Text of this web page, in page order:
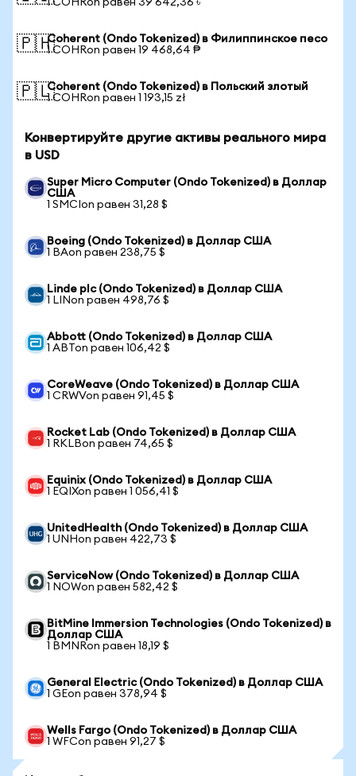
1 COHRon равен 39 642,36 ৳
🇵🇭Coherent (Ondo Tokenized) в Филиппинское песо
1 COHRon равен 19 468,64 ₱
🇵🇱Coherent (Ondo Tokenized) в Польский злотый
1 COHRon равен 1 193,15 zł
Конвертируйте другие активы реального мира
в USD
Super Micro Computer (Ondo Tokenized) в Доллар
США
1 SMCIon равен 31,28 $
Boeing (Ondo Tokenized) в Доллар США
1 BAon равен 238,75 $
Linde plc (Ondo Tokenized) в Доллар США
1 LINon равен 498,76 $
Abbott (Ondo Tokenized) в Доллар США
1 ABTon равен 106,42 $
CoreWeave (Ondo Tokenized) в Доллар США
1 CRWVon равен 91,45 $
Rocket Lab (Ondo Tokenized) в Доллар США
1 RKLBon равен 74,65 $
Equinix (Ondo Tokenized) в Доллар США
1 EQIXon равен 1 056,41 $
UnitedHealth (Ondo Tokenized) в Доллар США
1 UNHon равен 422,73 $
ServiceNow (Ondo Tokenized) в Доллар США
1 NOWon равен 582,42 $
BitMine Immersion Technologies (Ondo Tokenized) в
Доллар США
1 BMNRon равен 18,19 $
General Electric (Ondo Tokenized) в Доллар США
1 GEon равен 378,94 $
Wells Fargo (Ondo Tokenized) в Доллар США
1 WFCon равен 91,27 $